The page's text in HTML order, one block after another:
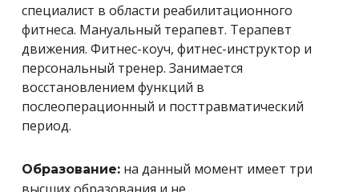
специалист в области реабилитационного
фитнеса. Мануальный терапевт. Терапевт
движения. Фитнес-коуч, фитнес-инструктор и
персональный тренер. Занимается
восстановлением функций в
послеоперационный и посттравматический
период.
Образование: на данный момент имеет три